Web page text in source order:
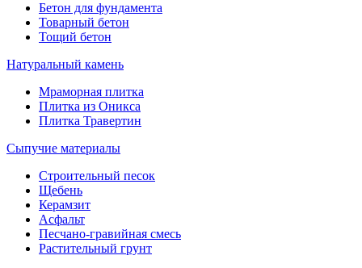
Бетон для фундамента
Товарный бетон
Тощий бетон
Натуральный камень
Мраморная плитка
Плитка из Оникса
Плитка Травертин
Сыпучие материалы
Строительный песок
Щебень
Керамзит
Асфальт
Песчано-гравийная смесь
Растительный грунт